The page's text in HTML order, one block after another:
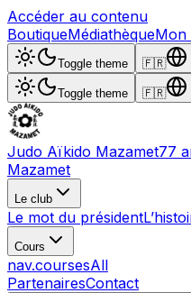
Accéder au contenu
BoutiqueMédiathèqueMon
Toggle theme 🇫🇷
Toggle theme 🇫🇷
Judo Aïkido Mazamet77
Mazamet
Le club
Le mot du président
Cours
nav.coursesAll
PartenairesContact